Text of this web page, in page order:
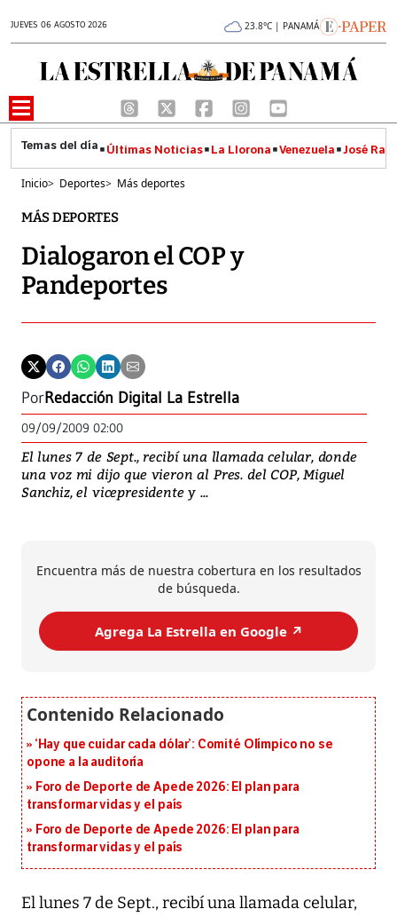
JUEVES 06 AGOSTO 2026 23.8°C | PANAMÁ
Últimas Noticias La Llorona Venezuela José
Inicio> Deportes> Más deportes
MÁS DEPORTES
Dialogaron el COP y
Pandeportes
PorRedacción Digital La Estrella
09/09/2009 02:00
El lunes 7 de Sept., recibí una llamada celular, donde
una voz mi dijo que vieron al Pres. del COP, Miguel
Sanchiz, el vicepresidente y ...
Encuentra más de nuestra cobertura en los resultados
de búsqueda.
Agrega La Estrella en Google ↗️
‘Hay que cuidar cada dólar’: Comité Olímpico no se
opone a la auditoría
Foro de Deporte de Apede 2026: El plan para
transformar vidas y el país
Foro de Deporte de Apede 2026: El plan para
transformar vidas y el país
El lunes 7 de Sept., recibí una llamada celular,